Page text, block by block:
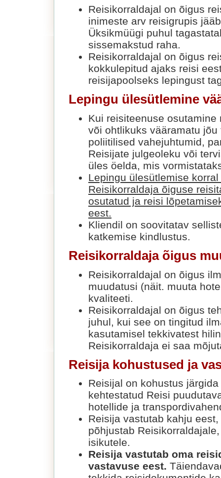
Reisikorraldajal on õigus
inimeste arv reisigrupis
Üksikmüügi puhul
sissemakstud raha.
Reisikorraldajal on õigus
kokkulepitud ajaks reisi
reisijapoolseks lepingust
Lepingu ülesütlemine
Kui reisiteenuse
või ohtlikuks vääramatu
poliitilised vahejuhtumid,
Reisijate julgeoleku või
üles öelda, mis
Lepingu ülesütlemise
Reisikorraldaja õiguse
osutatud ja reisi
eest.
Kliendil on soovitatav
katkemise kindlustus.
Reisikorraldaja õigus
Reisikorraldajal on õigus
muudatusi (näit. muuta
kvaliteeti.
Reisikorraldajal on õigus
juhul, kui see on tingitud
kasutamisel tekkivatest
Reisikorraldaja ei saa
Reisija kohustused ja
Reisijal on kohustus
kehtestatud Reisi
hotellide ja
Reisija vastutab kahju
põhjustab
isikutele.
Reisija vastutab oma
vastavuse eest.